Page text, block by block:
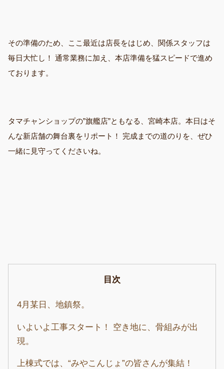
その準備のため、ここ最近は店長をはじめ、関係スタッフは
毎日大忙し！ 通常業務に加え、本店準備を猛スピードで進め
ております。
タマチャンショップの”旗艦店”ともなる、宮崎本店。本日はそ
んな新店舗の舞台裏をリポート！ 完成までの道のりを、ぜひ
一緒に見守ってくださいね。
目次
4月某日、地鎮祭。
いよいよ工事スタート！ 空き地に、骨組みが出
現。
上棟式では、“みやこんじょ”の皆さんが集結！